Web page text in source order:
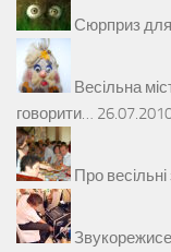
Сюрприз
Весільна
говорити…
Про весільні